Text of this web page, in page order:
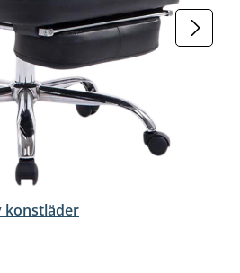
konstläder
närvarande inte tillgängligt.)